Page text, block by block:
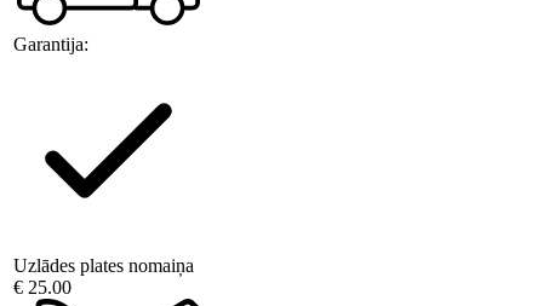
Garantija:
Uzlādes plates nomaiņa
€ 25.00